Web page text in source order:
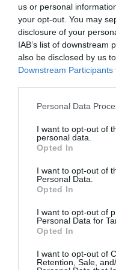
us or personal
your opt-out. You may
disclosure of your
IAB’s list of downstream
also be disclosed by us
Downstream Participants
Personal Data
I want to opt-out of
personal data.
Opted In
I want to opt-out of
Personal Data.
Opted In
I want to opt-out of
Personal Data for
Opted In
I want to opt-out of
Retention, Sale,
διαμορφωμένους
Το πρόγραμμα του
που από το 2016 θα
εξωτερικό, θα
τωνΦίλιππου
Αυγούστου θα
Ευριπίδη, από το
Σωτήρη Χατζάκη, με
(Εκάβη),Μαρία Κίτσου
παράσταση θα ανοίξει
Αυγούστου.
Στις 17 Αυγούστου τη
“Αχαρνής” του
Χρήστο